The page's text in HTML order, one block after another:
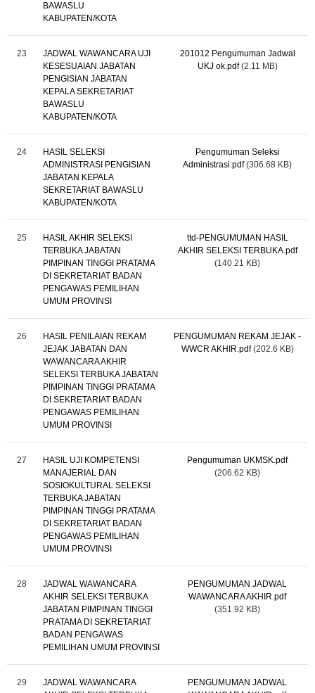
BAWASLU
KABUPATEN/KOTA
23
JADWAL WAWANCARA UJI
KESESUAIAN JABATAN
PENGISIAN JABATAN
KEPALA SEKRETARIAT
BAWASLU
KABUPATEN/KOTA
201012 Pengumuman Jadwal
UKJ ok.pdf (2.11 MB)
24
HASIL SELEKSI
ADMINISTRASI PENGISIAN
JABATAN KEPALA
SEKRETARIAT BAWASLU
KABUPATEN/KOTA
Pengumuman Seleksi
Administrasi.pdf (306.68 KB)
25
HASIL AKHIR SELEKSI
TERBUKA JABATAN
PIMPINAN TINGGI PRATAMA
DI SEKRETARIAT BADAN
PENGAWAS PEMILIHAN
UMUM PROVINSI
ttd-PENGUMUMAN HASIL
AKHIR SELEKSI TERBUKA.pdf
(140.21 KB)
26
HASIL PENILAIAN REKAM
JEJAK JABATAN DAN
WAWANCARA AKHIR
SELEKSI TERBUKA JABATAN
PIMPINAN TINGGI PRATAMA
DI SEKRETARIAT BADAN
PENGAWAS PEMILIHAN
UMUM PROVINSI
PENGUMUMAN REKAM JEJAK -
WWCR AKHIR.pdf (202.6 KB)
27
HASIL UJI KOMPETENSI
MANAJERIAL DAN
SOSIOKULTURAL SELEKSI
TERBUKA JABATAN
PIMPINAN TINGGI PRATAMA
DI SEKRETARIAT BADAN
PENGAWAS PEMILIHAN
UMUM PROVINSI
Pengumuman UKMSK.pdf
(206.62 KB)
28
JADWAL WAWANCARA
AKHIR SELEKSI TERBUKA
JABATAN PIMPINAN TINGGI
PRATAMA DI SEKRETARIAT
BADAN PENGAWAS
PEMILIHAN UMUM PROVINSI
PENGUMUMAN JADWAL
WAWANCARA AKHIR.pdf
(351.92 KB)
29
JADWAL WAWANCARA
PENGUMUMAN JADWAL